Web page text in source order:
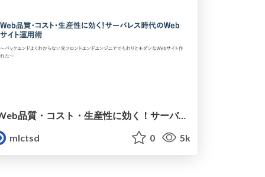
Web品質・コスト・生産性に効く！サーバレス時代のWebサイト運用術｜ミツエーリンクスTSD
mlctsd
0 5k